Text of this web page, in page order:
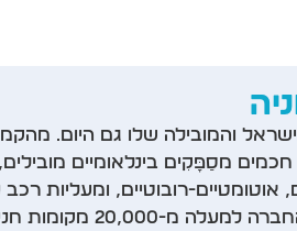
מסַפָּקִים בינלאומיים
אוטומטיים-רובוטיים, ומעליות
30 שנות פעילותה, התקינה